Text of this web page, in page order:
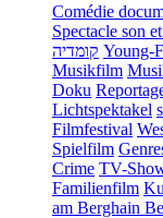
Comédie
Spectacle son
קומדיה Young-
Musikfilm
Doku
Lichtspektakel
Filmfestival
Spielfilm
Crime TV-
Familienfilm
am Berghain